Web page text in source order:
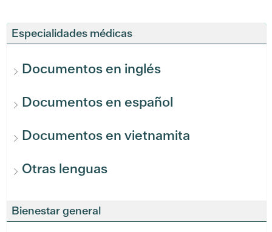
Especialidades médicas
Documentos en inglés
Documentos en español
Documentos en vietnamita
Otras lenguas
Bienestar general